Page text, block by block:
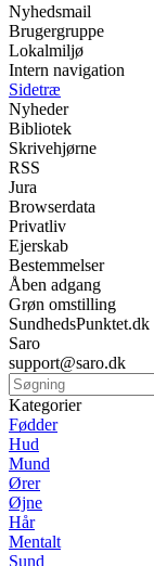
Nyhedsmail
Brugergruppe
Lokalmiljø
Intern navigation
Sidetræ
Nyheder
Bibliotek
Skrivehjørne
RSS
Jura
Browserdata
Privatliv
Ejerskab
Bestemmelser
Åben adgang
Grøn omstilling
SundhedsPunktet.dk
Saro
support@saro.dk
Kategorier
Fødder
Hud
Mund
Ører
Øjne
Hår
Mentalt
Sund